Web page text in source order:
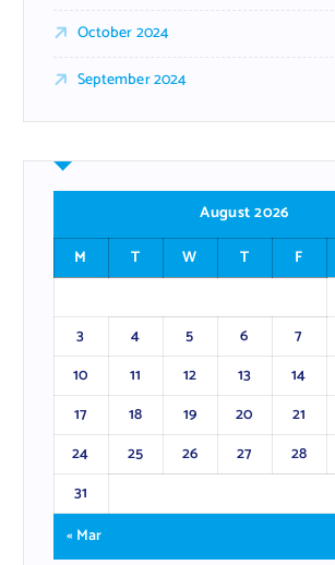
October 2024
September 2024
August 2026
M
T W T F
3
4 5 6 7
10
11 12 13 14
17
18 19 20 21
24
25 26 27 28
31
« Mar